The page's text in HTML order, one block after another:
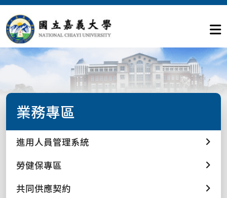
業務專區
進用人員管理系統
勞健保專區
共同供應契約